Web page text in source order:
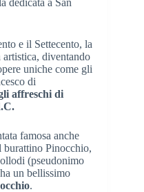
e il Settecento, la
artistica, diventando
uniche come gli
di
affreschi di
famosa anche
burattino Pinocchio,
(pseudonimo
un bellissimo
.